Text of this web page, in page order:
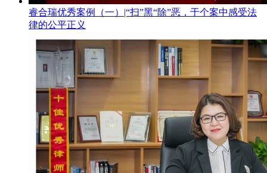
睿合瑞优秀案例（一）|“扫”黑“除”恶，于个案中感受法
律的公平正义